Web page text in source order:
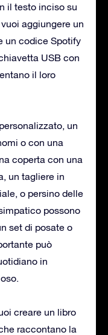
il testo inciso su
aggiungere un
un codice Spotify
USB con
il loro
un
o con una
coperta con una
un tagliere in
o persino delle
possono
set di posate o
può
in
creare un libro
raccontano la